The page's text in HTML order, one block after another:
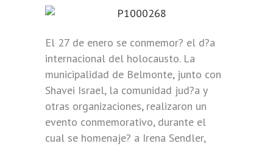
El 27 de enero se conmemor? el d?a
internacional del holocausto. La
municipalidad de Belmonte, junto con
Shavei Israel, la comunidad jud?a y
otras organizaciones, realizaron un
evento conmemorativo, durante el
cual se homenaje? a Irena Sendler,